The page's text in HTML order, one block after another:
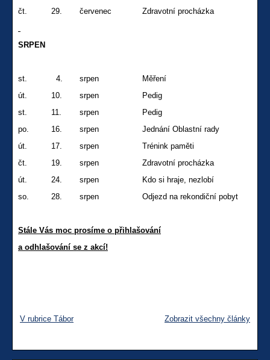
čt.
29. červenec Zdravotní procházka
SRPEN
st. 4. srpen
Měření
út.
10. srpen
Pedig
st.
11. srpen
Pedig
po.
16. srpen
Jednání Oblastní rady
út.
17. srpen
Trénink paměti
čt.
19. srpen
Zdravotní procházka
út.
24. srpen
Kdo si hraje, nezlobí
so.
28. srpen Odjezd na rekondiční pobyt
Stále Vás moc prosíme o přihlašování
a odhlašování se z akcí!
V rubrice Tábor Zobrazit všechny články